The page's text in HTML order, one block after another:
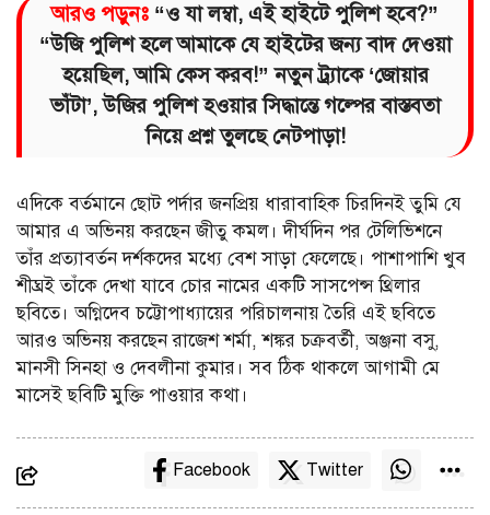
আরও পড়ুনঃ “ও যা লম্বা, এই হাইটে পুলিশ হবে?”
“উজি পুলিশ হলে আমাকে যে হাইটের জন্য বাদ দেওয়া
হয়েছিল, আমি কেস করব!” নতুন ট্র্যাকে ‘জোয়ার
ভাঁটা’, উজির পুলিশ হওয়ার সিদ্ধান্তে গল্পের বাস্তবতা
নিয়ে প্রশ্ন তুলছে নেটপাড়া!
এদিকে বর্তমানে ছোট পর্দার জনপ্রিয় ধারাবাহিক চিরদিনই তুমি যে
আমার এ অভিনয় করছেন জীতু কমল। দীর্ঘদিন পর টেলিভিশনে
তাঁর প্রত্যাবর্তন দর্শকদের মধ্যে বেশ সাড়া ফেলেছে। পাশাপাশি খুব
শীঘ্রই তাঁকে দেখা যাবে চোর নামের একটি সাসপেন্স থ্রিলার
ছবিতে। অগ্নিদেব চট্টোপাধ্যায়ের পরিচালনায় তৈরি এই ছবিতে
আরও অভিনয় করছেন রাজেশ শর্মা, শঙ্কর চক্রবর্তী, অঞ্জনা বসু,
মানসী সিনহা ও দেবলীনা কুমার। সব ঠিক থাকলে আগামী মে
মাসেই ছবিটি মুক্তি পাওয়ার কথা।
Facebook Twitter